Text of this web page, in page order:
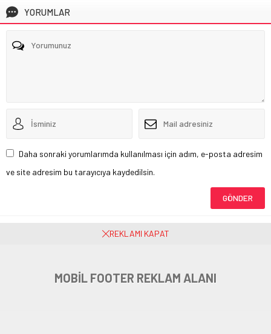
YORUMLAR
Daha sonraki yorumlarımda kullanılması için adım, e-posta adresim
ve site adresim bu tarayıcıya kaydedilsin.
Henüz yorum yapılmamış. İlk yorumu yukarıdaki form aracılığıyla siz
REKLAMI KAPAT
MOBİL FOOTER REKLAM ALANI